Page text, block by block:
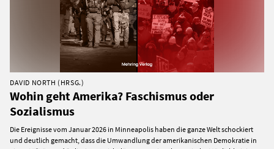
DAVID NORTH (HRSG.)
Wohin geht Amerika? Faschismus oder
Sozialismus
Die Ereignisse vom Januar 2026 in Minneapolis haben die ganze Welt schockiert
und deutlich gemacht, dass die Umwandlung der amerikanischen Demokratie in